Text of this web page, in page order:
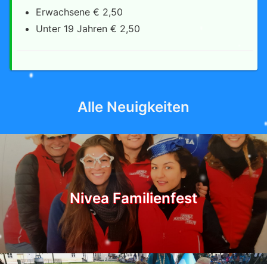
Erwachsene € 2,50
Unter 19 Jahren € 2,50
Alle Neuigkeiten
Nivea Familienfest